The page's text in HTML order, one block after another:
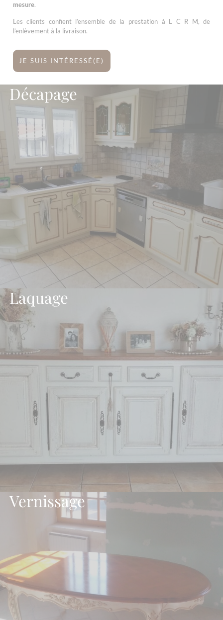
mesure.
Les clients confient l’ensemble de la prestation à L C R M, de
l’enlèvement à la livraison.
JE SUIS INTÉRESSÉ(E)
Décapage
Laquage
Vernissage